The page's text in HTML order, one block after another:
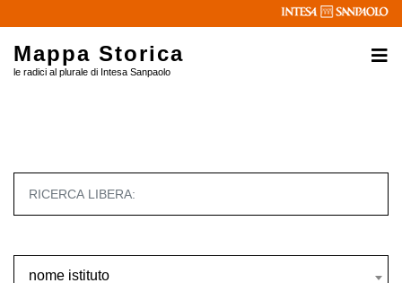
Mappa Storica
le radici al plurale di Intesa Sanpaolo
nome istituto